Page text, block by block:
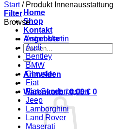
Home
Shop
Kontakt
Angebote
Suchen
nach:
Anmelden
Warenkorb /0,00€ 0
Start /Produkt Innenausstattung
Filter
Browse
Aston Martin
Audi
Bentley
BMW
Chrysler
Fiat
Fiat Sonderposten
Jeep
Lamborghini
Land Rover
Maserati